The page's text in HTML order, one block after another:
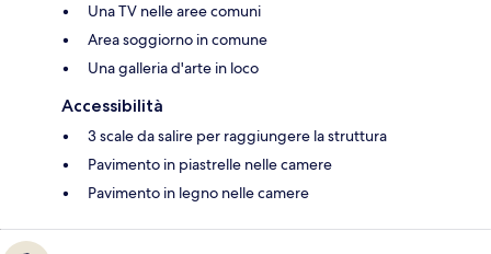
Una TV nelle aree comuni
Area soggiorno in comune
Una galleria d'arte in loco
Accessibilità
3 scale da salire per raggiungere la struttura
Pavimento in piastrelle nelle camere
Pavimento in legno nelle camere